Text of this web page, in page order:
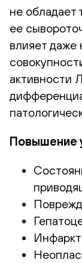
не обладает
ее
влияет даже
активности
Повышение
Инфаркт